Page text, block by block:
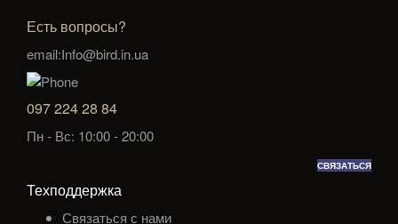
Есть вопросы?
email:Info@bird.in.ua
097 224 28 84
Пн - Вс: 10:00 - 20:00
СВЯЗАТЬСЯ
Техподдержка
Связаться с нами